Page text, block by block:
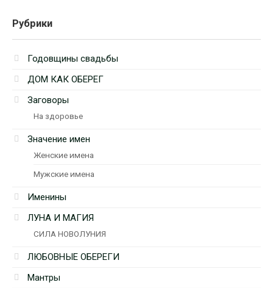
Рубрики
Годовщины свадьбы
ДОМ КАК ОБЕРЕГ
Заговоры
На здоровье
Значение имен
Женские имена
Мужские имена
Именины
ЛУНА И МАГИЯ
СИЛА НОВОЛУНИЯ
ЛЮБОВНЫЕ ОБЕРЕГИ
Мантры